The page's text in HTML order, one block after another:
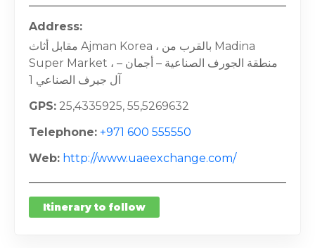
Address
مقابل أثاث Ajman Korea ، بالقرب من Madina
Super Market ، منطقة الجورف الصناعية – أجمان –
آل جيرف الصناعي 1
GPS 25,4335925, 55,5269632
Telephone +971 600 555550
Web http://www.uaeexchange.com/
Itinerary to follow